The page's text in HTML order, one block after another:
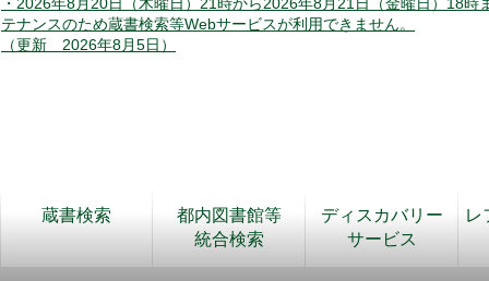
テナンスのため蔵書検索等Webサービスが利用できません。
（更新 2026年8月5日）
蔵書検索
都内図書館等
統合検索
ディスカバリー
サービス
レ